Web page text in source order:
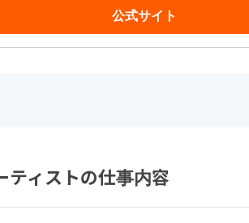
公式サイト
ティストの仕事内容